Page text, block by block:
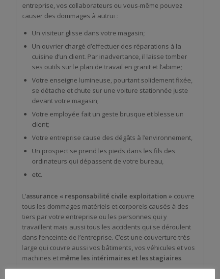
entreprise, vos collaborateurs ou vous-même pouvez
causer des dommages à autrui :
Un visiteur glisse dans votre magasin;
Un ouvrier chargé d’effectuer des réparations à la
cuisine d’un client. Par inadvertance, il laisse tomber
ses outils sur le plan de travail en granit et l’abime;
Votre enseigne lumineuse, pourtant solidement fixée,
se détache et chute sur une voiture stationnée juste
devant votre magasin;
Votre employée fait un geste brusque et blesse un
client;
Votre entreprise cause des dégâts à l’environnement,
Un prospect se prend les pieds dans les fils des
ordinateurs qui dépassent de votre bureau,
etc.
L’assurance « responsabilité civile exploitation » couvre
tous les dommages matériels et corporels causés à des
tiers par votre entreprise ou les personnes qui y
travaillent mais aussi tous les accidents qui se déroulent
dans l’enceinte de l’entreprise. C’est une couverture très
large qui couvre aussi vos bâtiments, vos véhicules et vos
machines et même les intérimaires et les stagiaires.